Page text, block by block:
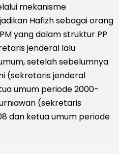
mekanisme
Hafizh sebagai orang
yang dalam struktur PP
jenderal lalu
setelah sebelumnya
(sekretaris jenderal
umum periode 2000-
(sekretaris
dan ketua umum periode